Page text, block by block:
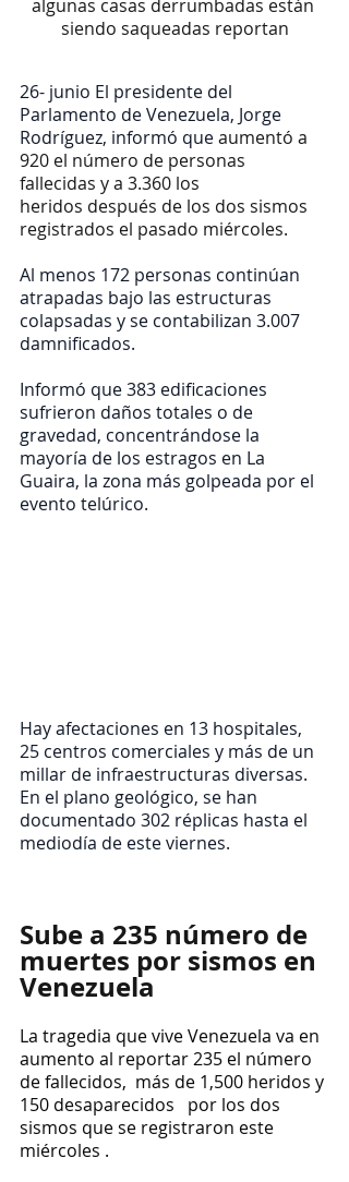
algunas casas derrumbadas están
siendo saqueadas reportan
26- junio El presidente del
Parlamento de Venezuela, Jorge
Rodríguez, informó que aumentó a
920 el número de personas
fallecidas y a 3.360 los
heridos después de los dos sismos
registrados el pasado miércoles.
Al menos 172 personas continúan
atrapadas bajo las estructuras
colapsadas y se contabilizan 3.007
damnificados.
Informó que 383 edificaciones
sufrieron daños totales o de
gravedad, concentrándose la
mayoría de los estragos en La
Guaira, la zona más golpeada por el
evento telúrico.
Hay afectaciones en 13 hospitales,
25 centros comerciales y más de un
millar de infraestructuras diversas.
En el plano geológico, se han
documentado 302 réplicas hasta el
mediodía de este viernes.
Sube a 235 número de
muertes por sismos en
Venezuela
La tragedia que vive Venezuela va en
aumento al reportar 235 el número
de fallecidos,  más de 1,500 heridos y
150 desaparecidos   por los dos
sismos que se registraron este
miércoles .